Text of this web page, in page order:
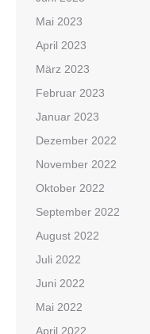
Mai 2023
April 2023
März 2023
Februar 2023
Januar 2023
Dezember 2022
November 2022
Oktober 2022
September 2022
August 2022
Juli 2022
Juni 2022
Mai 2022
April 2022